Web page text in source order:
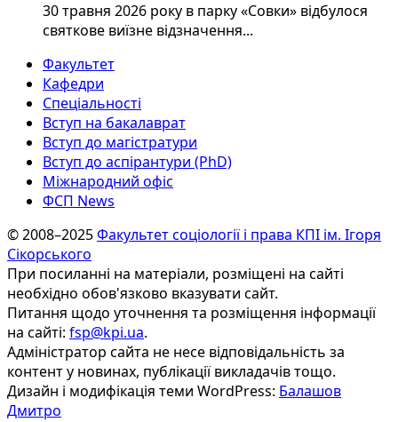
30 травня 2026 року в парку «Совки» відбулося
святкове виїзне відзначення...
Факультет
Кафедри
Спеціальності
Вступ на бакалаврат
Вступ до магістратури
Вступ до аспірантури (PhD)
Міжнародний офіс
ФСП News
© 2008–2025Факультет соціології і права КПІ ім. Ігоря
Сікорського
При посиланні на матеріали, розміщені на сайті
необхідно обов'язково вказувати сайт.
Питання щодо уточнення та розміщення інформації
на сайті: fsp@kpi.ua.
Адміністратор сайта не несе відповідальність за
контент у новинах, публікації викладачів тощо.
Дизайн і модифікація теми WordPress: Балашов
Дмитро